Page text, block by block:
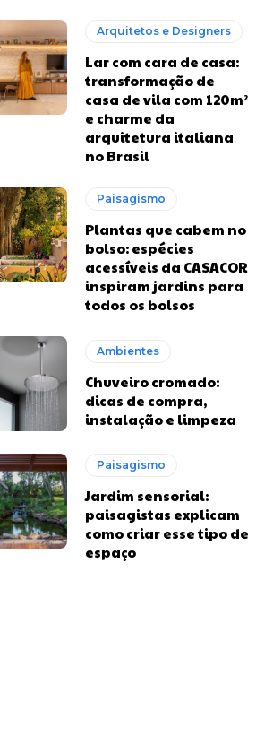
Arquitetos e Designers
Lar com cara de casa:
transformação de
casa de vila com 120m²
e charme da
arquitetura italiana
no Brasil
Paisagismo
Plantas que cabem no
bolso: espécies
acessíveis da CASACOR
inspiram jardins para
todos os bolsos
Ambientes
Chuveiro cromado:
dicas de compra,
instalação e limpeza
Paisagismo
Jardim sensorial:
paisagistas explicam
como criar esse tipo de
espaço